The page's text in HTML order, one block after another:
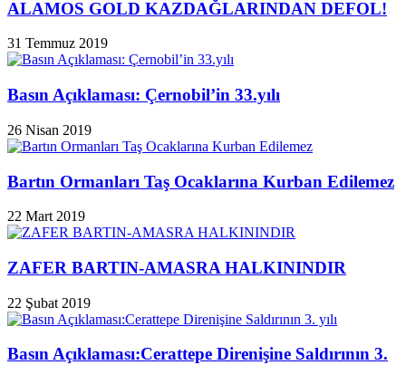
ALAMOS GOLD KAZDAĞLARINDAN DEFOL!
31 Temmuz 2019
Basın Açıklaması: Çernobil’in 33.yılı
26 Nisan 2019
Bartın Ormanları Taş Ocaklarına Kurban Edilemez
22 Mart 2019
ZAFER BARTIN-AMASRA HALKININDIR
22 Şubat 2019
Basın Açıklaması:Cerattepe Direnişine Saldırının 3.